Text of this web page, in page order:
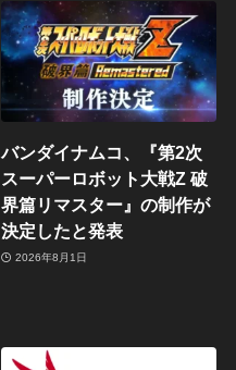
バンダイナムコ、『第2次
スーパーロボット大戦Z 破
界篇リマスター』の制作が
決定したと発表
2026年8月1日